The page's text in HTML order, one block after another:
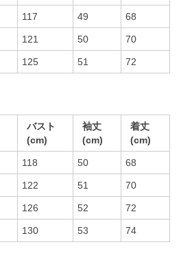
117 49 68
121 50 70
125 51 72
バスト
(cm)
袖丈
(cm)
着丈
(cm)
118 50 68
122 51 70
126 52 72
130 53 74